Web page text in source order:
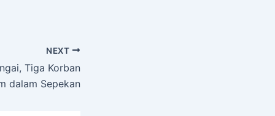
NEXT
Tiga Korban
dalam Sepekan